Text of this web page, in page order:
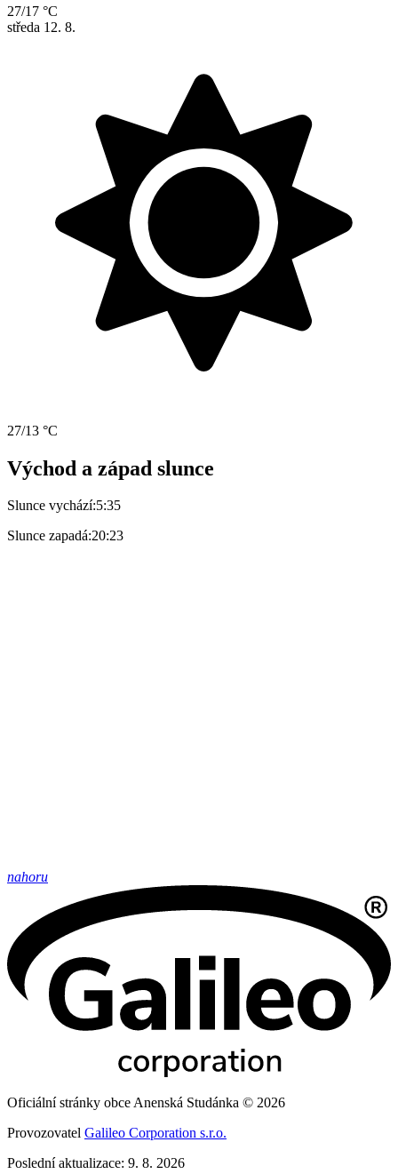
27/17 °C
středa 12. 8.
27/13 °C
Východ a západ slunce
Slunce vychází:5:35
Slunce zapadá:20:23
nahoru
Oficiální stránky obce Anenská Studánka © 2026
Provozovatel Galileo Corporation s.r.o.
Poslední aktualizace: 9. 8. 2026